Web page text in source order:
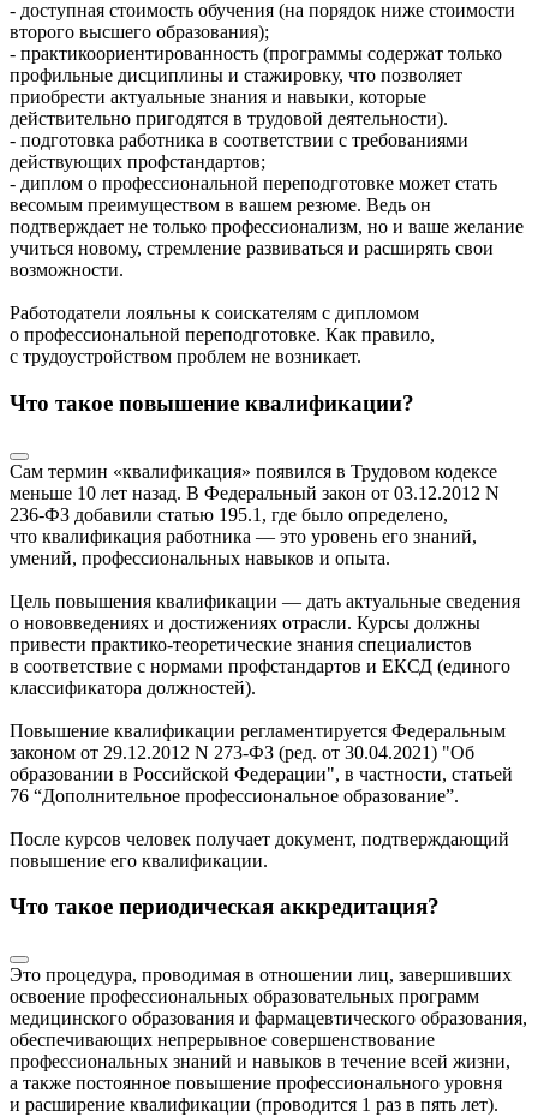
- доступная стоимость обучения (на порядок ниже стоимости
второго высшего образования);
- практикоориентированность (программы содержат только
профильные дисциплины и стажировку, что позволяет
приобрести актуальные знания и навыки, которые
действительно пригодятся в трудовой деятельности).
- подготовка работника в соответствии с требованиями
действующих профстандартов;
- диплом о профессиональной переподготовке может стать
весомым преимуществом в вашем резюме. Ведь он
подтверждает не только профессионализм, но и ваше желание
учиться новому, стремление развиваться и расширять свои
возможности.
Работодатели лояльны к соискателям с дипломом
о профессиональной переподготовке. Как правило,
с трудоустройством проблем не возникает.
Что такое повышение квалификации?
Сам термин «квалификация» появился в Трудовом кодексе
меньше 10 лет назад. В Федеральный закон от 03.12.2012 N
236-ФЗ добавили статью 195.1, где было определено,
что квалификация работника — это уровень его знаний,
умений, профессиональных навыков и опыта.
Цель повышения квалификации — дать актуальные сведения
о нововведениях и достижениях отрасли. Курсы должны
привести практико-теоретические знания специалистов
в соответствие с нормами профстандартов и ЕКСД (единого
классификатора должностей).
Повышение квалификации регламентируется Федеральным
законом от 29.12.2012 N 273-ФЗ (ред. от 30.04.2021) "Об
образовании в Российской Федерации", в частности, статьей
76 “Дополнительное профессиональное образование”.
После курсов человек получает документ, подтверждающий
повышение его квалификации.
Что такое периодическая аккредитация?
Это процедура, проводимая в отношении лиц, завершивших
освоение профессиональных образовательных программ
медицинского образования и фармацевтического образования,
обеспечивающих непрерывное совершенствование
профессиональных знаний и навыков в течение всей жизни,
а также постоянное повышение профессионального уровня
и расширение квалификации (проводится 1 раз в пять лет).